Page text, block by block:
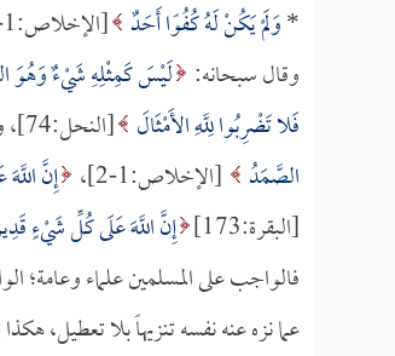
*وَلَمْ يَكُنْ لَهُ كُفُوًا أَحَدٌ [الإخلاص:1-4]، وقال عز وجل:
وقال سبحانه: لَيْسَ كَمِثْلِهِ شَيْءٌ وَهُوَ
فَلا تَضْرِبُوا لِلَّهِ الأَمْثَالَ [النحل:74]، ورد على المعطلة بقوله:
الصَّمَدُ [الإخلاص:1-2]، إِنَّ
[البقرة:173]
إِنَّ اللَّهَ عَلَى كُلِّ شَيْءٍ
فالواجب على المسلمين علماء وعامة؛
عما نزه عنه نفسه تنزيهاً بلا تعطيل،